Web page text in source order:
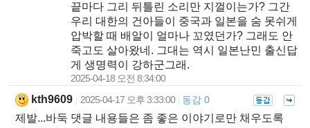
끝마다 그리 뒤틀린 소리만 지껄이는가? 그간
우리 대한의 건아들이 중국과 일본을 숨 못쉬게
압박할 때 배알이 얼마나 꼬였던가? 그래도 안
죽고도 살아왔네. 그대는 역시 일본난민 출신답
게 생명력이 강하군그래.
2025-04-18 오전 8:34:00
kth9609 2025-04-17 오후 3:33:00 동감 0
제발...바둑 댓글 내용들은 좀 좋은 이야기로만 채우도록